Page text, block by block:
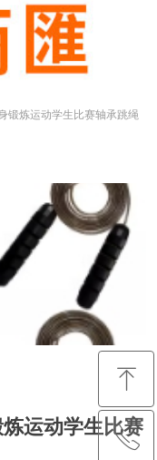
锻炼运动学生比赛轴承跳绳
运动学生比赛
ꁸ
回到顶部
ꂅ